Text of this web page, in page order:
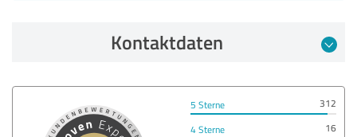
Kontaktdaten
5 Sterne
312
4 Sterne
16